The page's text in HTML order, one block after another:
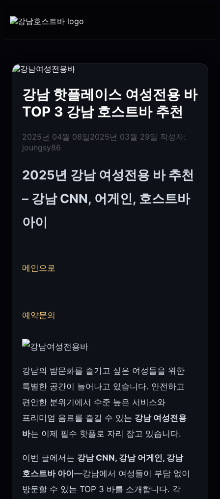
강남 핫플레이스 여성전용 바
TOP 3 강남 호스트바 추천
2025년 04월 08일2025년 03월 29일 작성자:
joungsy86
2025년 강남 여성전용 바 추천
– 강남 CNN, 어게인, 호스트바
아이
메인으로
예약문의
강남의 밤문화를 즐기고 싶은 여성들을 위한
특별한 공간이 늘어나고 있습니다. 안전하고
편안한 분위기에서 수준 높은 서비스와
프리미엄 음료를 즐길 수 있는 강남 여성전용
바는 이제 필수 핫플로 자리 잡고 있습니다.
이번 글에서는 강남 CNN, 강남 어게인, 강남
호스트바 아이—강남에서 여성들이 부담 없이
방문할 수 있는 TOP 3 바를 소개합니다. 각